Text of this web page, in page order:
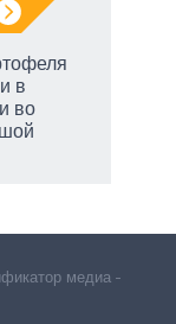
в
во
медиа –